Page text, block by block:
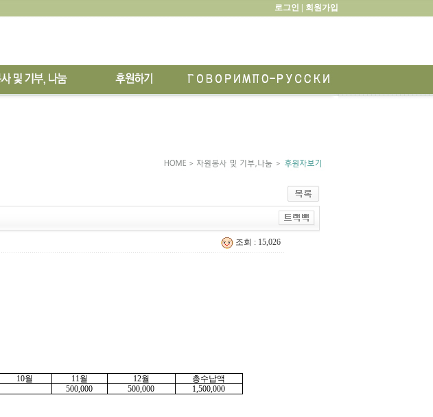
로그인 | 회원가입
조회 : 15,026
10월 11월 12월
총수납액
500,000 500,000 1,500,000